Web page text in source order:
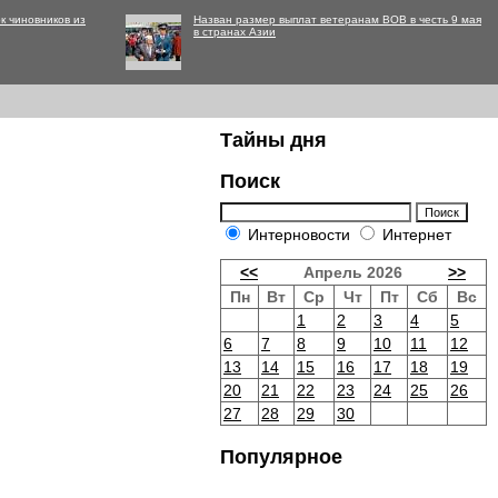
чиновников из
Назван размер выплат ветеранам ВОВ в честь 9 мая
в странах Азии
Тайны дня
Поиск
Интерновости Интернет
<< Апрель 2026
>>
Пн
Вт Ср Чт Пт Сб
Вс
1
2 3 4
5
6
7 8 9 10 11
12
13
14 15 16 17 18
19
20
21 22 23 24 25
26
27
28 29 30
Популярное